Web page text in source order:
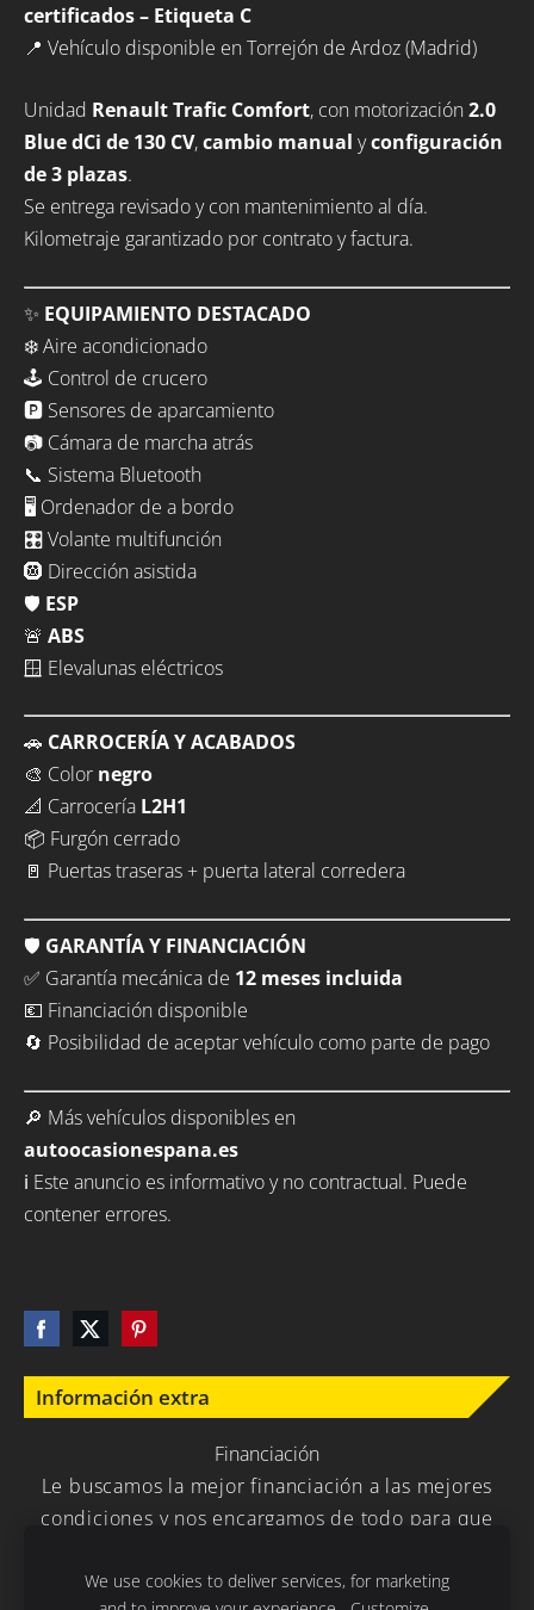
Información extra
Financiación
Le buscamos la mejor financiación a las mejores
condiciones y nos encargamos de todo para que
certificados – Etiqueta C
📍 Vehículo disponible en Torrejón de Ardoz (Madrid)
Unidad Renault Trafic Comfort, con motorización 2.0
Blue dCi de 130 CV,cambio manual yconfiguración
de 3 plazas.
Se entrega revisado y con mantenimiento al día.
Kilometraje garantizado por contrato y factura.
✨ EQUIPAMIENTO DESTACADO
❄️ Aire acondicionado
🕹️ Control de crucero
🅿️ Sensores de aparcamiento
📷 Cámara de marcha atrás
📞 Sistema Bluetooth
🖥️ Ordenador de a bordo
🎛️ Volante multifunción
🛞 Dirección asistida
🛡️ ESP
🚨 ABS
🪟 Elevalunas eléctricos
🚗 CARROCERÍA Y ACABADOS
🎨 Color negro
📐 Carrocería L2H1
📦 Furgón cerrado
🚪 Puertas traseras + puerta lateral corredera
🛡️ GARANTÍA Y FINANCIACIÓN
✅ Garantía mecánica de 12 meses incluida
💶 Financiación disponible
🔄 Posibilidad de aceptar vehículo como parte de pago
🔎 Más vehículos disponibles en
autoocasionespana.es
ℹ️ Este anuncio es informativo y no contractual. Puede
contener errores.
We use cookies to deliver services, for marketing